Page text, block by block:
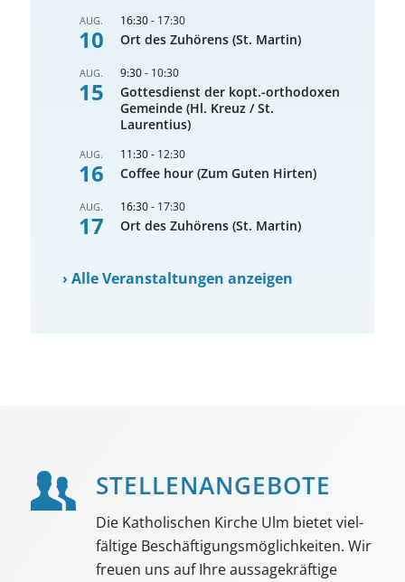
AUG.
10
16:30- 17:30
Ort des Zuhörens (St. Martin)
AUG.
15
9:30- 10:30
Gottesdienst der kopt.-orthodoxen
Gemeinde (Hl. Kreuz / St.
Laurentius)
AUG.
16
11:30- 12:30
Coffee hour (Zum Guten Hirten)
AUG.
17
16:30- 17:30
Ort des Zuhörens (St. Martin)
›Alle Veranstaltungen anzeigen
STELLEN­ANGEBOTE
Die Katholischen Kirche Ulm bietet viel­
fältige Beschäf­tigungs­möglich­keiten. Wir
freuen uns auf Ihre aussage­kräftige